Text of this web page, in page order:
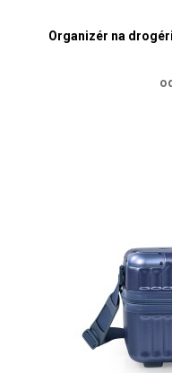
Organizér na